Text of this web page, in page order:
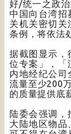
好/统一之政
中国向台湾招
关机关密切关
条例，将依法
据截图显示，
位专案」，「
内地经纪公司
流量至少200
的质量提供底
陆委会强调，
大陆地区物品